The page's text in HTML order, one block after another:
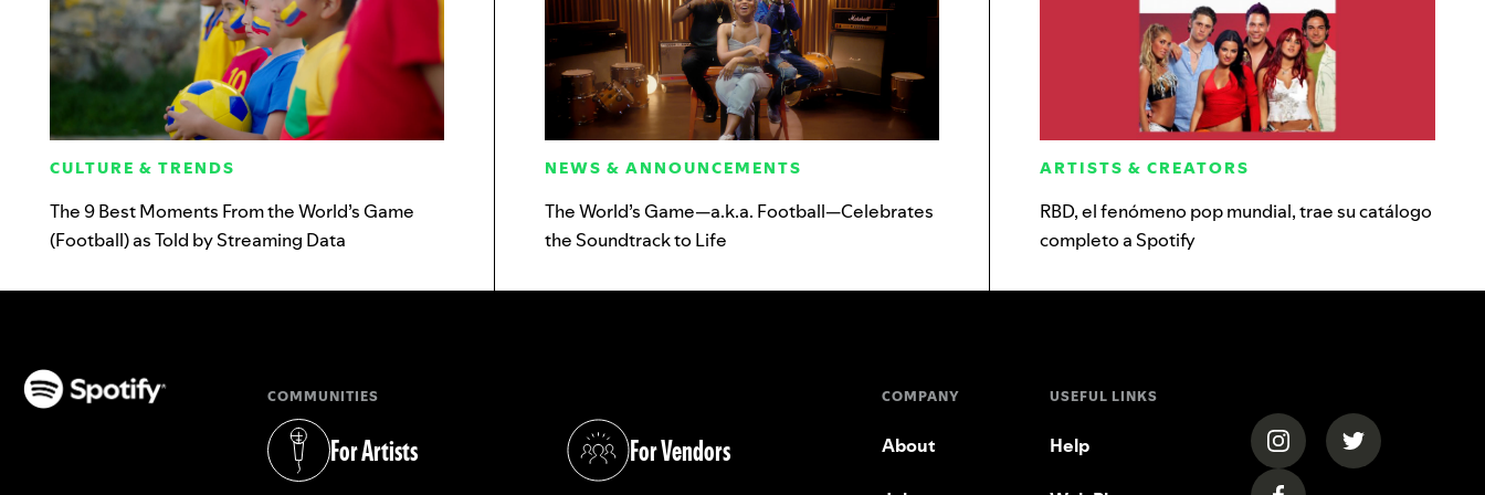
CULTURE & TRENDS
The 9 Best Moments From the World’s Game
(Football) as Told by Streaming Data
NEWS & ANNOUNCEMENTS
The World’s Game—a.k.a. Football—Celebrates
the Soundtrack to Life
ARTISTS & CREATORS
RBD, el fenómeno pop mundial, trae su catálogo
completo a Spotify
COMMUNITIES
For Artists
(opens in a new tab) For Vendors
(opens in a new tab)
COMPANY
About
USEFUL LINKS
Help (opens in a new tab)
(opens in a